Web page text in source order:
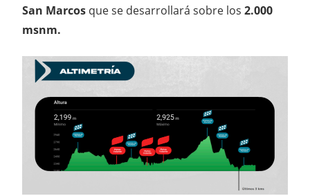
San Marcos que se desarrollará sobre los 2.000
msnm.